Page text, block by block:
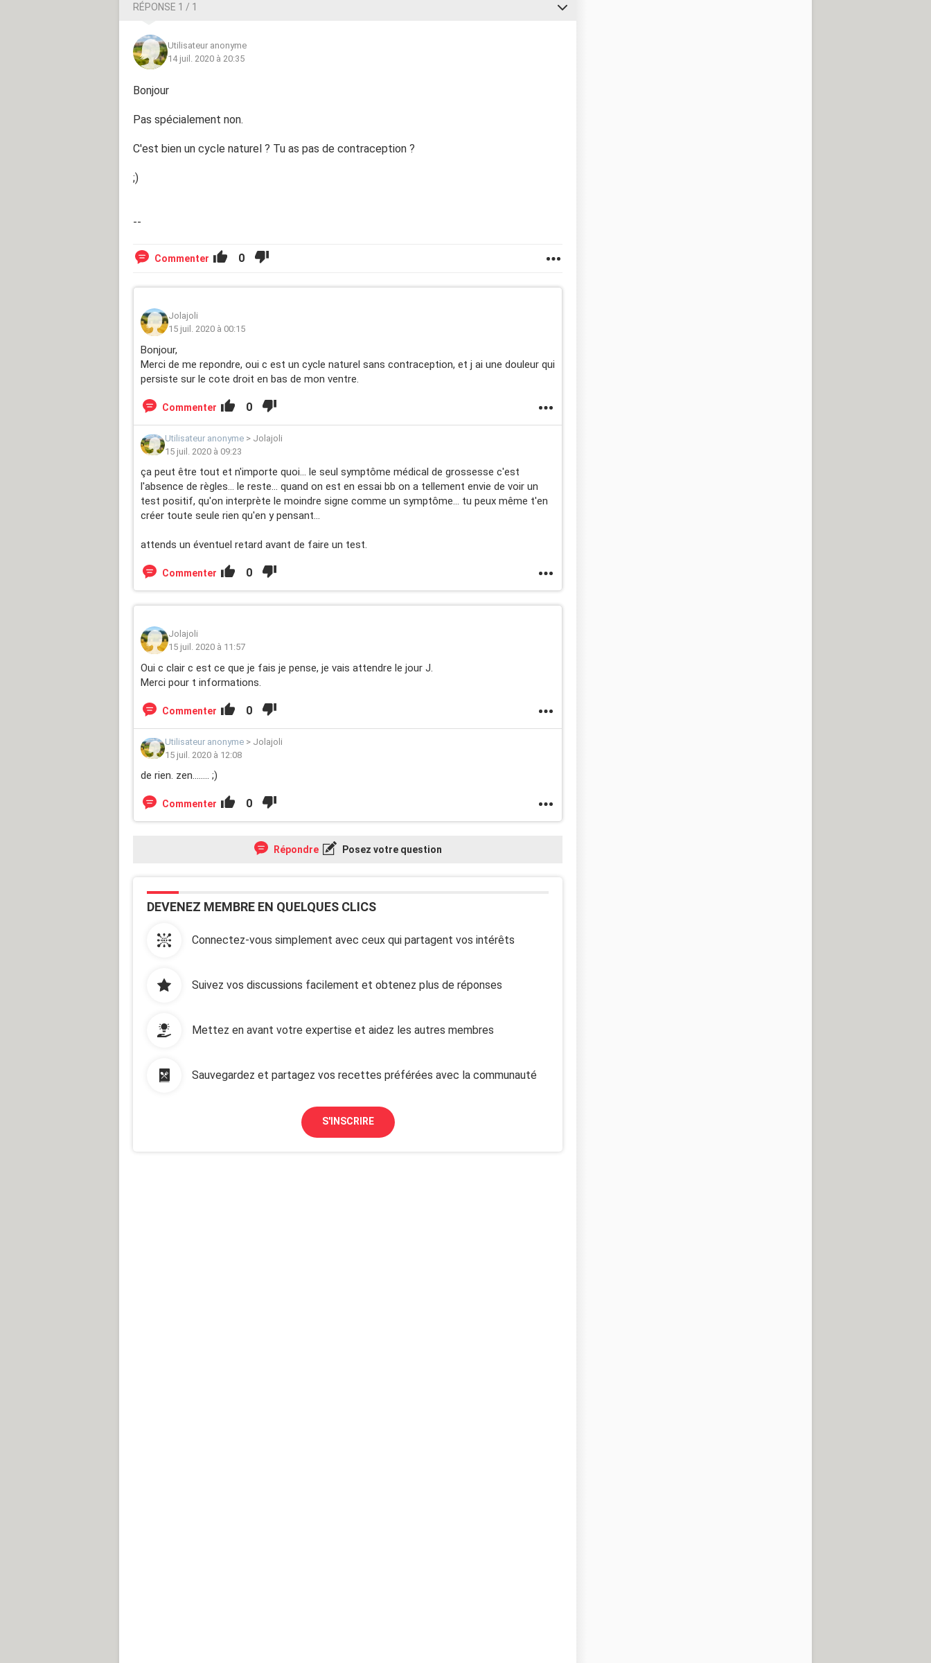
RÉPONSE 1 / 1
Utilisateur anonyme
14 juil. 2020 à 20:35
Bonjour
Pas spécialement non.
C'est bien un cycle naturel ? Tu as pas de contraception ?
;)
--
Commenter 0
Jolajoli
15 juil. 2020 à 00:15
Bonjour,
Merci de me repondre, oui c est un cycle naturel sans contraception, et j ai une douleur qui
persiste sur le cote droit en bas de mon ventre.
Commenter 0
Utilisateur anonyme > Jolajoli
15 juil. 2020 à 09:23
ça peut être tout et n'importe quoi... le seul symptôme médical de grossesse c'est
l'absence de règles... le reste... quand on est en essai bb on a tellement envie de voir un
test positif, qu'on interprète le moindre signe comme un symptôme... tu peux même t'en
créer toute seule rien qu'en y pensant...
attends un éventuel retard avant de faire un test.
Commenter 0
Jolajoli
15 juil. 2020 à 11:57
Oui c clair c est ce que je fais je pense, je vais attendre le jour J.
Merci pour t informations.
Commenter 0
Utilisateur anonyme > Jolajoli
15 juil. 2020 à 12:08
de rien. zen........ ;)
Commenter 0
Répondre Posez votre question
DEVENEZ MEMBRE EN QUELQUES CLICS
Connectez-vous simplement avec ceux qui partagent vos intérêts
Suivez vos discussions facilement et obtenez plus de réponses
Mettez en avant votre expertise et aidez les autres membres
Sauvegardez et partagez vos recettes préférées avec la communauté
S'INSCRIRE